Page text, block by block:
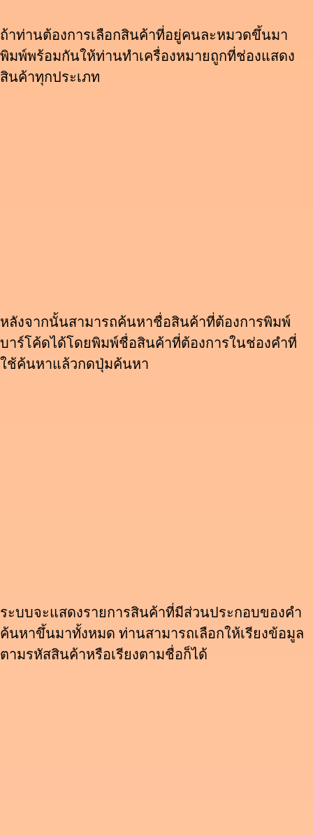
ถ้าท่านต้องการเลือกสินค้าที่อยู่คนละหมวดขึ้นมา
พิมพ์พร้อมกันให้ท่านทำเครื่องหมายถูกที่ช่องแสดง
สินค้าทุกประเภท
หลังจากนั้นสามารถค้นหาชื่อสินค้าที่ต้องการพิมพ์
บาร์โค้ดได้โดยพิมพ์ชื่อสินค้าที่ต้องการในช่องคำที่
ใช้ค้นหาแล้วกดปุ่มค้นหา
ระบบจะแสดงรายการสินค้าที่มีส่วนประกอบของคำ
ค้นหาขึ้นมาทั้งหมด ท่านสามารถเลือกให้เรียงข้อมูล
ตามรหัสสินค้าหรือเรียงตามชื่อก็ได้